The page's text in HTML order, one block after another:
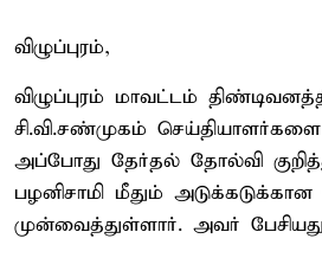
விழுப்புரம்,
விழுப்புரம் மாவட்டம்
சி.வி.சண்முகம் செய்தியாளர்களை
அப்போது தேர்தல் தோல்வி
பழனிசாமி மீதும்
முன்வைத்துள்ளார். அவர் பேசியது